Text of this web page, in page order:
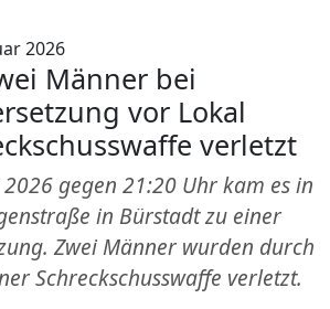
2026
Männer bei
vor Lokal
verletzt
gegen 21:20 Uhr kam es in
in Bürstadt zu einer
Zwei Männer wurden durch
Schreckschusswaffe verletzt.